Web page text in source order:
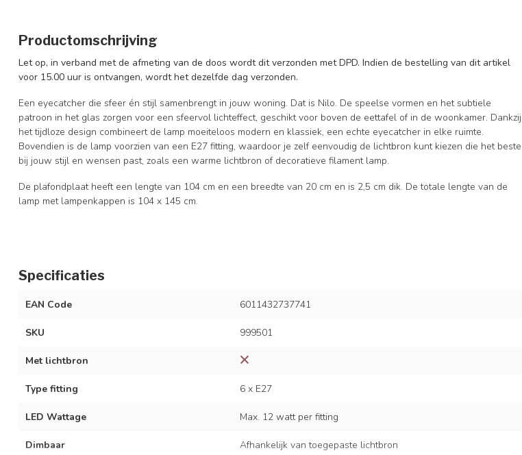
Productomschrijving
Let op, in verband met de afmeting van de doos wordt dit verzonden met DPD. Indien de bestelling van dit artikel
voor 15.00 uur is ontvangen, wordt het dezelfde dag verzonden.
Een eyecatcher die sfeer én stijl samenbrengt in jouw woning. Dat is Nilo. De speelse vormen en het subtiele
patroon in het glas zorgen voor een sfeervol lichteffect, geschikt voor boven de eettafel of in de woonkamer. Dankzij
het tijdloze design combineert de lamp moeiteloos modern en klassiek, een echte eyecatcher in elke ruimte.
Bovendien is de lamp voorzien van een E27 fitting, waardoor je zelf eenvoudig de lichtbron kunt kiezen die het beste
bij jouw stijl en wensen past, zoals een warme lichtbron of decoratieve filament lamp.
De plafondplaat heeft een lengte van 104 cm en een breedte van 20 cm en is 2,5 cm dik. De totale lengte van de
lamp met lampenkappen is 104 x 145 cm.
Specificaties
EAN Code 6011432737741
SKU 999501
Met lichtbron
Type fitting 6 x E27
LED Wattage Max. 12 watt per fitting
Dimbaar Afhankelijk van toegepaste lichtbron